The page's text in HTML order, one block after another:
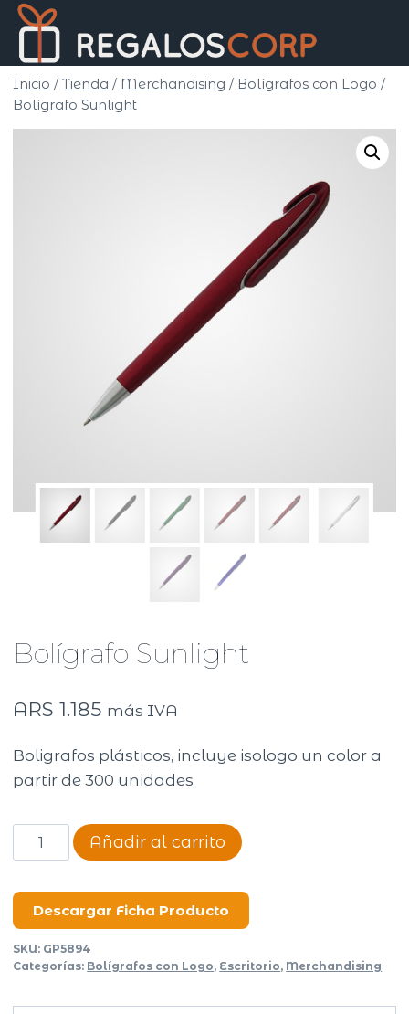
Saltar
contenido
Inicio / Tienda / Merchandising / Bolígrafos con Logo /
Bolígrafo Sunlight
Bolígrafo Sunlight
ARS 1.185 más IVA
Boligrafos plásticos, incluye isologo un color a
partir de 300 unidades
Bolígrafo
Sunlight
Añadir al carrito
Descargar Ficha Producto
SKU: GP5894
Categorías: Bolígrafos con Logo, Escritorio, Merchandising